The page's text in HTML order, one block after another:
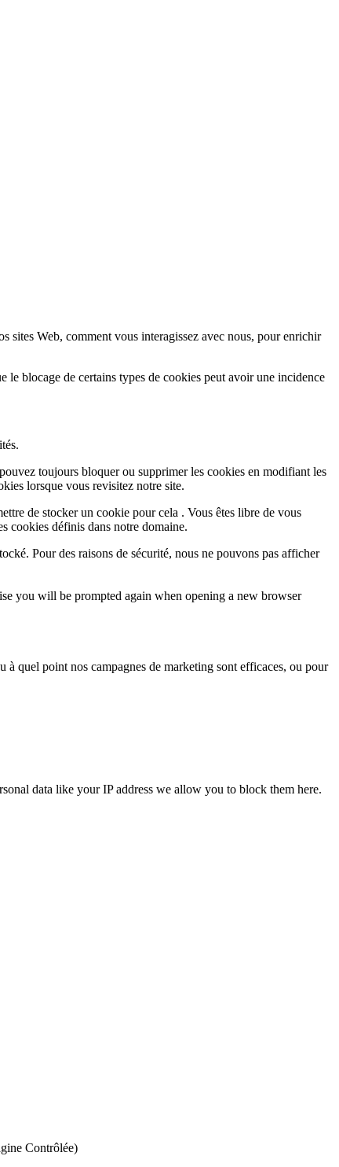
sites Web, comment vous interagissez avec nous, pour enrichir
blocage de certains types de cookies peut avoir une incidence
toujours bloquer ou supprimer les cookies en modifiant les
lorsque vous revisitez notre site.
de stocker un cookie pour cela . Vous êtes libre de vous
cookies définis dans notre domaine.
Pour des raisons de sécurité, nous ne pouvons pas afficher
you will be prompted again when opening a new browser
quel point nos campagnes de marketing sont efficaces, ou pour
data like your IP address we allow you to block them here.
Contrôlée)